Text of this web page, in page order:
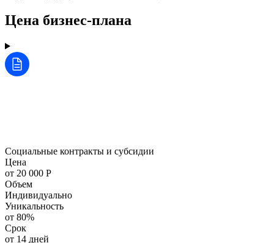
Цена бизнес-плана
Социальные контракты и субсидии
Цена
от 20 000 Р
Объем
Индивидуально
Уникальность
от 80%
Срок
от 14 дней